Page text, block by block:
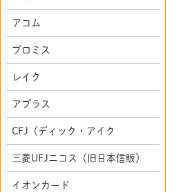
アコム
プロミス
レイク
アプラス
CFJ（ディック・アイク
三菱UFJニコス（旧日本信販）
イオンカード